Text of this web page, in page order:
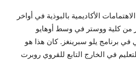
الأكاديمية بالبوذية في أواخر
من كلية ووستر في وسط أوهايو
برنامج يلو سبرينغز. كان هذا هو
في الخارج التابع للقروي روبرت